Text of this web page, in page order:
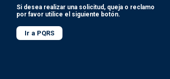
Si desea realizar una solicitud, queja o reclamo
por favor utilice el siguiente botón.
Ir a PQRS